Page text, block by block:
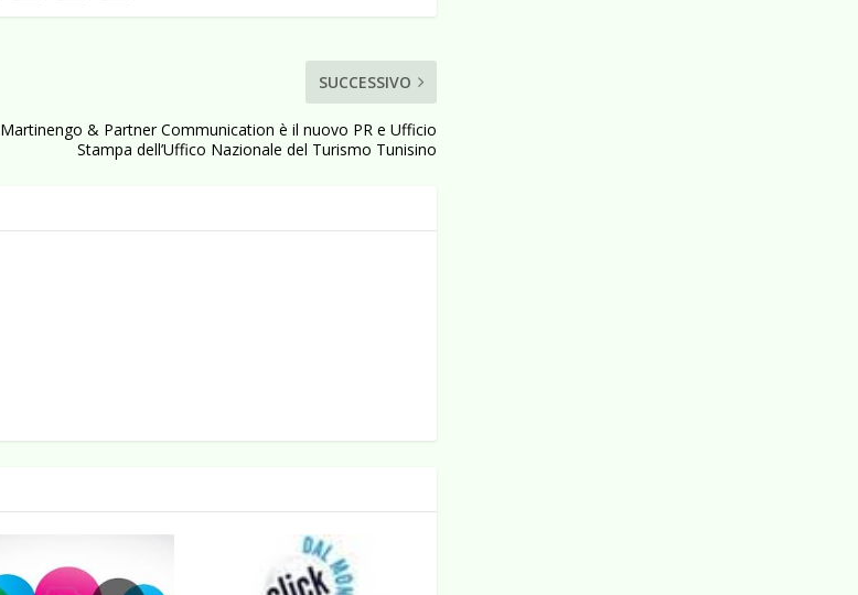
SUCCESSIVO
Martinengo & Partner Communication è il nuovo PR e Ufficio
Stampa dell’Uffico Nazionale del Turismo Tunisino